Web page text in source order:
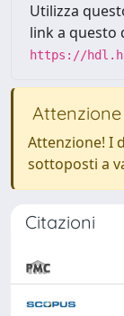
Utilizza
link a questo
https://
Attenzione
Attenzione! I
sottoposti a
Citazioni